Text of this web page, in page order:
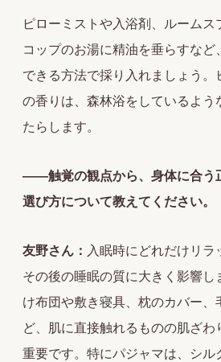
ピローミストや入浴剤、ルームス
コップのお湯に精油を垂らすなど
できる方法で採り入れましょう。
の香りは、森林浴をしているよう
たらします。
――触覚の観点から、身体に合う
選び方について教えてください。
友野さん： 入眠時にどれだけリラ
その後の睡眠の質に大きく影響し
け布団や敷き寝具、枕のカバー、
ど、肌に直接触れるものの肌ざわ
重要です。特にパジャマは、シル